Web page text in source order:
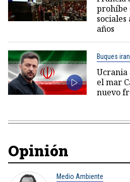
prohíbe
sociales
años
Buques
Ucrania
el mar
nuevo
Opinión
Medio Ambiente